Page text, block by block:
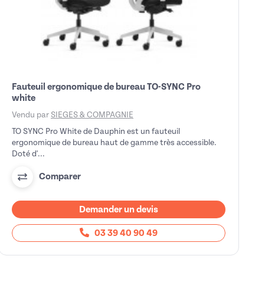
Fauteuil ergonomique de bureau TO-SYNC Pro
white
Vendu par SIEGES & COMPAGNIE
TO SYNC Pro White de Dauphin est un fauteuil
ergonomique de bureau haut de gamme très accessible.
Doté d'...
Comparer
Demander un devis
03 39 40 90 49